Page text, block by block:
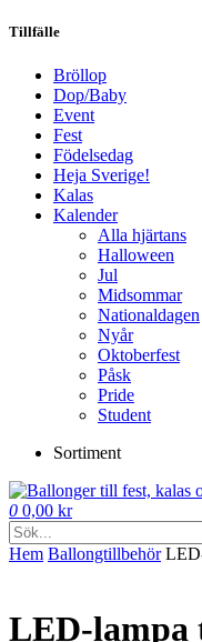
Tillfälle
Bröllop
Dop/Baby
Event
Fest
Födelsedag
Heja Sverige!
Kalas
Kalender
Alla hjärtans
Halloween
Jul
Midsommar
Nationaldagen
Nyår
Oktoberfest
Påsk
Pride
Student
Sortiment
0 0,00 kr
Hem Ballong­tillbehör
LED-lampa